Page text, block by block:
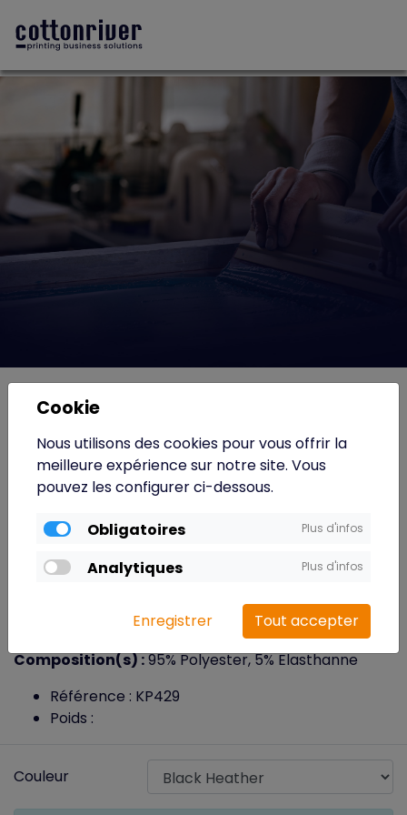
K-up - Bandeau multifonction en maille
tricot
Bandeau multifonction 95% polyester / 5%
élasthanne. Peut être utilisé en tant que tour de cou,
écharpe, bonnet…
Souple et résistant.
Pratique et multifonctions il peut-être utilisé en
tant que bandeau, tour de cou, écharpe ou
Composition(s) :95% Polyester, 5% Elasthanne
Référence : KP429
Poids :
Couleur
Cookie
Nous utilisons des cookies pour vous offrir la
meilleure expérience sur notre site. Vous
pouvez les configurer ci-dessous.
Obligatoires Plus d'infos
Analytiques Plus d'infos
Enregistrer Tout accepter